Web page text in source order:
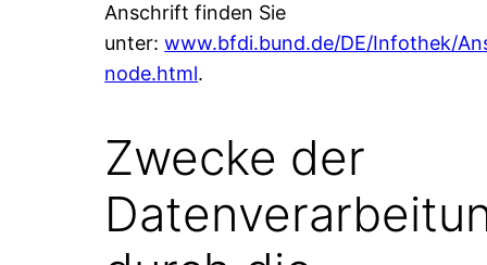
Anschrift finden Sie
unter:www.bfdi.bund.de/DE/Infothek/
node.html.
Zwecke der